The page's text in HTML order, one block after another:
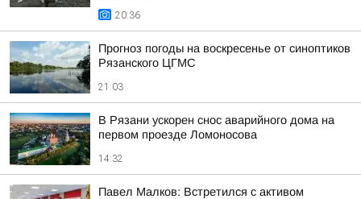
20:36
Прогноз погоды на воскресенье от синоптиков
Рязанского ЦГМС
21:03
В Рязани ускорен снос аварийного дома на
первом проезде Ломоносова
14:32
Павел Малков: Встретился с активом